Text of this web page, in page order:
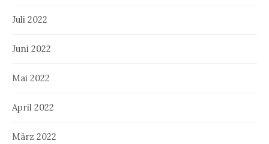
Juli 2022
Juni 2022
Mai 2022
April 2022
März 2022